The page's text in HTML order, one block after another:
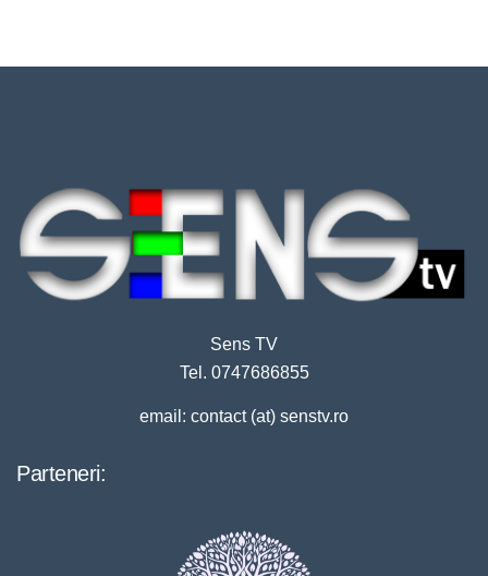
Sens TV
Tel. 0747686855
email: contact (at) senstv.ro
Parteneri: